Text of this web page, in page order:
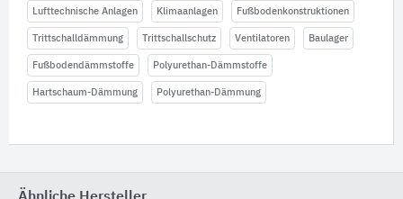
Lufttechnische Anlagen Klimaanlagen Fußbodenkonstruktionen
Trittschalldämmung Trittschallschutz Ventilatoren Baulager
Fußbodendämmstoffe Polyurethan-Dämmstoffe
Hartschaum-Dämmung Polyurethan-Dämmung